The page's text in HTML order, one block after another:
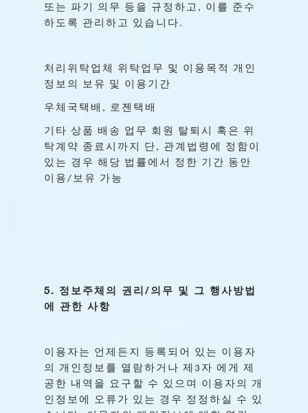
또는 파기 의무 등을 규정하고 , 이를 준수
하도록 관리하고 있습니다 .
처리위탁업체 위탁업무 및 이용목적
개인
정보의
보유 및 이용기간
우체국택배 , 로젠택배
기타 상품 배송 업무 회원 탈퇴시 혹은 위
탁계약 종료시까지 단 , 관계법령에
정함이
있는 경우 해당 법률에서 정한 기간 동안
이용 / 보유 가능
5. 정보주체의 권리 /의무 및 그 행사방법
에
관한 사항
이용자는 언제든지 등록되어 있는 이용자
의
개인정보를 열람하거나 제 3 자 에게
제
공한 내역을 요구할 수 있으며 이용자의
개
인정보에
오류가 있는 경우 정정하실 수 있